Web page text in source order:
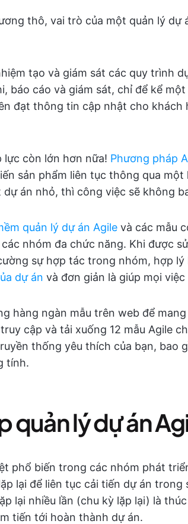
thô, vai trò của một quản lý dự
tạo và giám sát các quy trình
báo cáo và giám sát, chỉ để kể
đạt thông tin cập nhật cho khách
lực còn lớn hơn nữa! Phương pháp
sản phẩm liên tục thông qua một
án nhỏ, thì công việc sẽ không
quản lý dự án Agile và các mẫu
nhóm đa chức năng. Khi được
sự hợp tác trong nhóm, hợp lý
dự án và đơn giản là giúp mọi việc
hàng ngàn mẫu trên web để
cập và tải xuống 12 mẫu Agile
thống yêu thích của bạn, bao
tính.
quản lý dự án
phổ biến trong các nhóm phát
lại để liên tục cải tiến dự án trong
lại nhiều lần (chu kỳ lặp lại) là
tiến tới hoàn thành dự án.